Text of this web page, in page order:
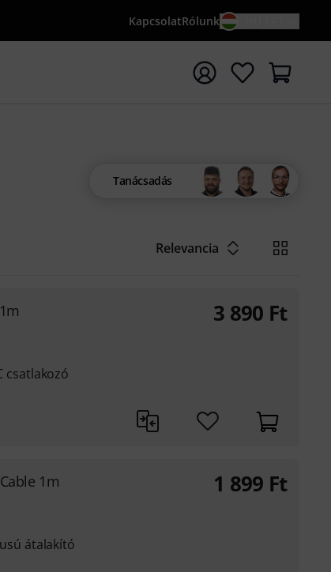
KapcsolatRólunk
{searchTerm} keresőszóval
Tanácsadás
Relevancia
csatlakozó
3 890 Ft
1m
átalakító
1 899 Ft